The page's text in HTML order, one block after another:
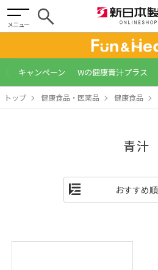
メニュー
キャンペーン Wの健康青汁プラス
トップ 健康食品・医薬品 健康食品
青汁